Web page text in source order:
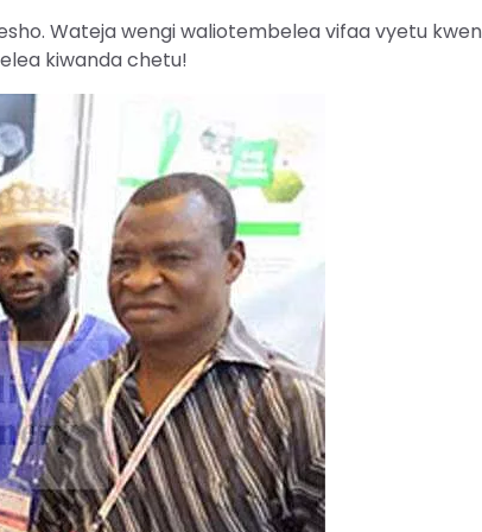
Wateja wengi waliotembelea vifaa vyetu
kiwanda chetu!